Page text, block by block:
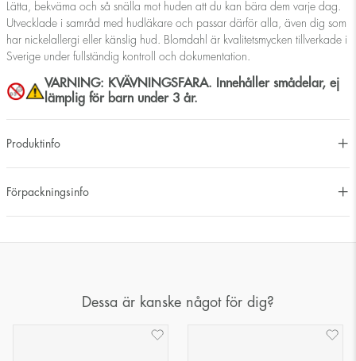
Lätta, bekväma och så snälla mot huden att du kan bära dem varje dag.
Utvecklade i samråd med hudläkare och passar därför alla, även dig som
har nickelallergi eller känslig hud. Blomdahl är kvalitetsmycken tillverkade i
Sverige under fullständig kontroll och dokumentation.
VARNING: KVÄVNINGSFARA. Innehåller smådelar, ej
lämplig för barn under 3 år.
Produktinfo
Förpackningsinfo
Dessa är kanske något för dig?